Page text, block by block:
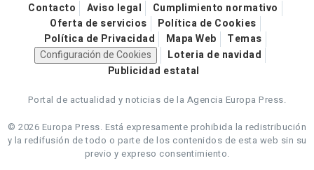
Contacto Aviso legal
Cumplimiento normativo
Oferta de servicios
Política de Cookies
Política de Privacidad
Mapa Web
Temas
Configuración de Cookies
Loteria de navidad
Publicidad estatal
Portal de actualidad y noticias de la Agencia Europa Press.
© 2026 Europa Press. Está expresamente prohibida la redistribución
y la redifusión de todo o parte de los contenidos de esta web sin su
previo y expreso consentimiento.